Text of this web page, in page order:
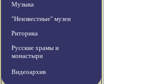
Музыка
"Неизвестные" музеи
Риторика
Русские храмы и
монастыри
Видеоархив